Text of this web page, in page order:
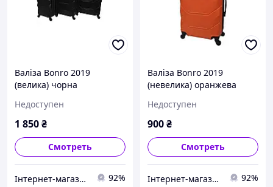
Валіза Bonro 2019
(велика) чорна
Недоступен
1 850₴
Смотреть
Інтернет-магазин "Для Вас" 92%
Валіза Bonro 2019
(невелика) оранжева
Недоступен
900₴
Смотреть
Інтернет-магазин "Для Вас" 92%